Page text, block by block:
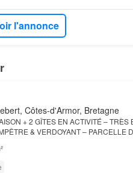
l'annonce
Côtes-d'Armor, Bretagne
+ 2 GÎTES EN ACTIVITÉ – TRÈS
& VERDOYANT – PARCELLE
véritable opportunité pour de la